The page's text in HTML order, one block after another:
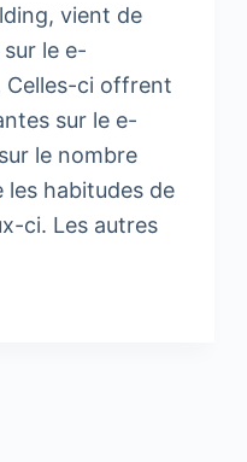
vient de
le e-
Celles-ci offrent
sur le e-
le nombre
les habitudes de
ci. Les autres